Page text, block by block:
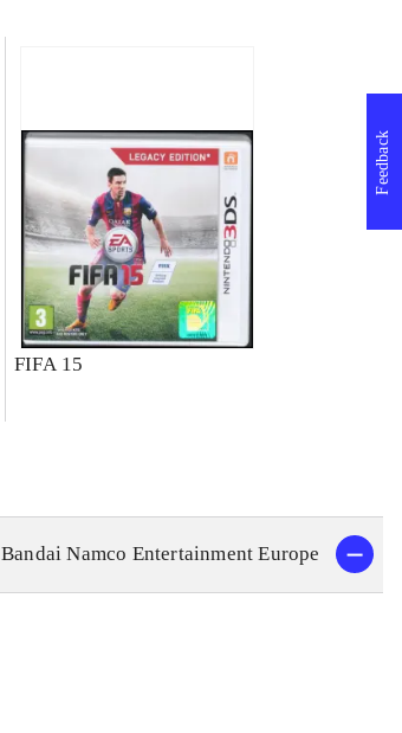
FIFA 15
Bandai Namco Entertainment Europe
Feedback